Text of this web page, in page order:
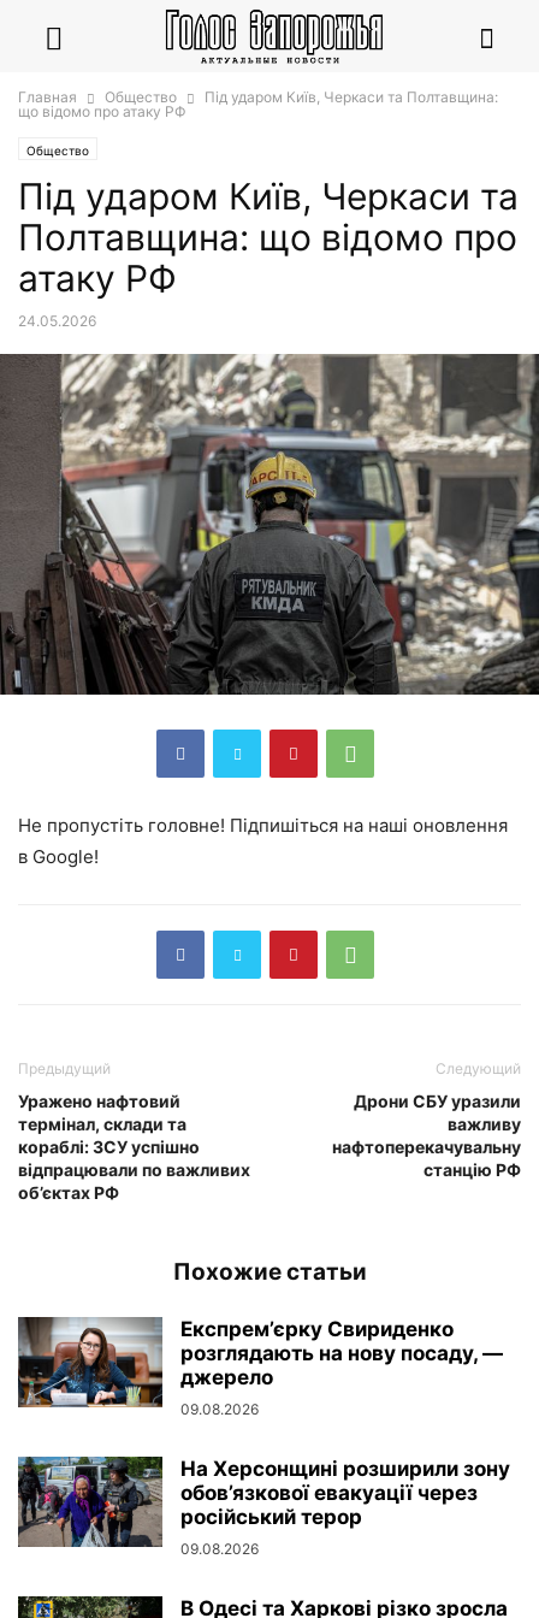
Главная Общество
Під ударом Київ, Черкаси та Полтавщина:
що відомо про атаку РФ
Общество
Під ударом Київ, Черкаси та
Полтавщина: що відомо про
атаку РФ
24.05.2026
Не пропустіть головне! Підпишіться на наші оновлення
в Google!
Предыдущий
Уражено нафтовий
термінал, склади та
кораблі: ЗСУ успішно
відпрацювали по важливих
об’єктах РФ
Следующий
Дрони СБУ уразили
важливу
нафтоперекачувальну
станцію РФ
Похожие статьи
Експрем’єрку Свириденко
розглядають на нову посаду, —
джерело
09.08.2026
На Херсонщині розширили зону
обов’язкової евакуації через
російський терор
09.08.2026
В Одесі та Харкові різко зросла